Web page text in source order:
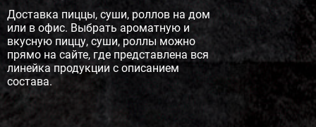
Доставка пиццы, суши, роллов на дом
или в офис. Выбрать ароматную и
вкусную пиццу, суши, роллы можно
прямо на сайте, где представлена вся
линейка продукции с описанием
состава.